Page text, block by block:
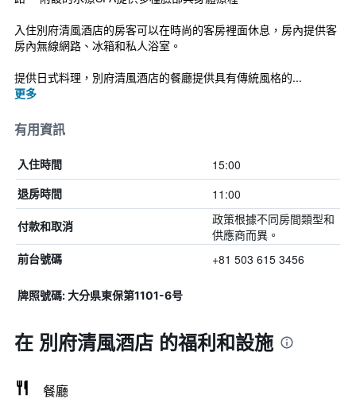
入住別府清風酒店的房客可以在時尚的客房裡面休息，房內提供客
房內無線網路、冰箱和私人浴室。
提供日式料理，別府清風酒店的餐廳提供具有傳統風格的...
更多
有用資訊
入住時間 15:00
退房時間 11:00
付款和取消
政策根據不同房間類型和
供應商而異。
前台號碼 +81 503 615 3456
牌照號碼: 大分県東保第1101-6号
在 別府清風酒店 的福利和設施
餐廳